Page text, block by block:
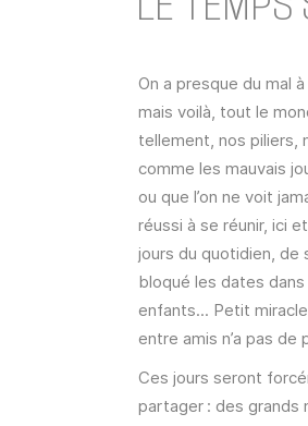
On a presque du mal
mais voilà, tout le
tellement, nos piliers,
comme les mauvais
ou que l’on ne voit
réussi à se réunir, ici
jours du quotidien, de
bloqué les dates
enfants... Petit
entre amis n’a pas de
Ces jours seront
partager : des grands